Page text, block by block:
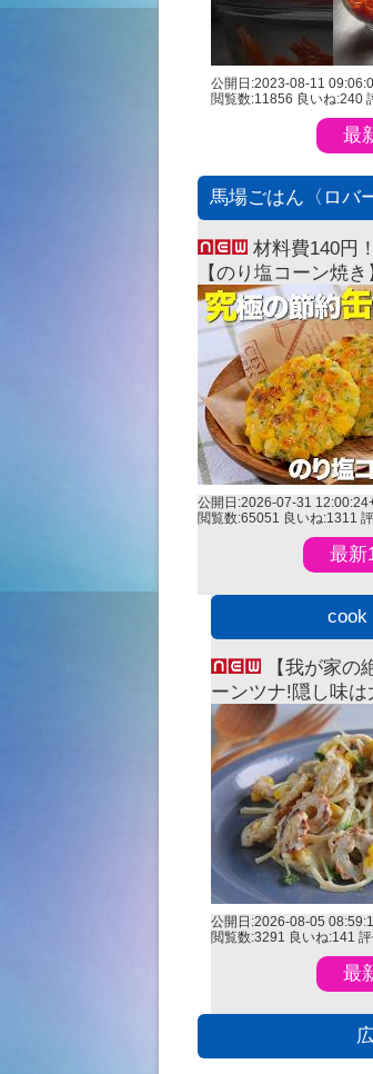
公開日:2023-08-11
閲覧数:11856 良いね:240
最
馬場ごはん〈ロバ
材料費140円
【のり塩コーン焼
ピ
公開日:2026-07-31
閲覧数:65051 良いね:1311
最新
cook
【我が家
ーンツナ!隠し味
Favorite Pasta Salad
公開日:2026-08-05
閲覧数:3291 良いね:141
最